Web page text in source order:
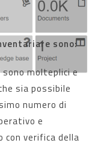
sono:
molteplici e
sia possibile
numero di
e
verifica della